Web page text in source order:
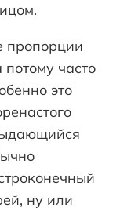
пропорции
часто
это
ну или